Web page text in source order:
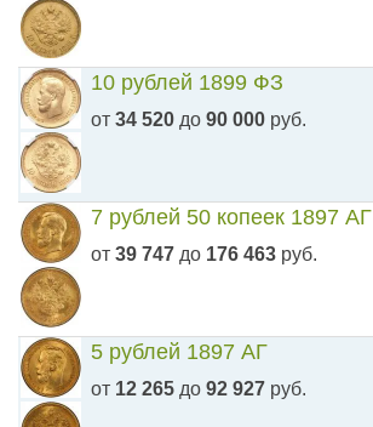
10 рублей 1899 ФЗ
от 34 520 до 90 000 руб.
7 рублей 50 копеек 1897 АГ
от 39 747 до 176 463 руб.
5 рублей 1897 АГ
от 12 265 до 92 927 руб.